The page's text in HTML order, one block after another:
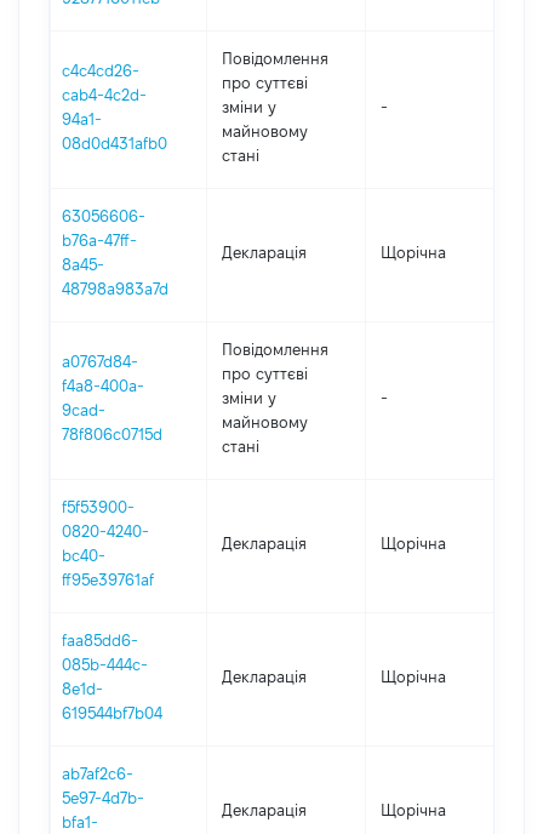
c4c4cd26-
cab4-4c2d-
94a1-
08d0d431afb0
Повідомлення
про суттєві
зміни y
майновому
стані
-
63056606-
b76a-47ff-
8a45-
48798a983a7d
Декларація Щорічна
a0767d84-
f4a8-400a-
9cad-
78f806c0715d
Повідомлення
про суттєві
зміни y
майновому
стані
-
f5f53900-
0820-4240-
bc40-
ff95e39761af
Декларація Щорічна
faa85dd6-
085b-444c-
8e1d-
619544bf7b04
Декларація Щорічна
ab7af2c6-
5e97-4d7b-
bfa1-
Декларація Щорічна